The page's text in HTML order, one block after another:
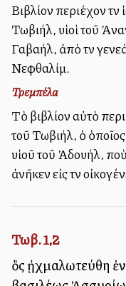
Βιβλίον περιέχον
Τωβιήλ, υἱοὶ τοῦ
Γαβαήλ, ἀπὸ τὴν
Νεφθαλίμ.
Τρεμπέλα
Τὸ βιβλίον αὐτὸ
τοῦ Τωβιήλ, ὁ
υἱοῦ τοῦ Ἀδουήλ,
ἀνῆκεν εἰς τὴν
Τωβ. 1,2
ὃς ᾐχμαλωτεύθη